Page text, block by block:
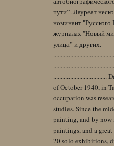
пути”. Лауреат
номинант "Русского
журналах "Новый
улица” и других.
of October 1940, in
occupation was
studies. Since the
painting, and by now
paintings, and a
20 solo exhibitions,